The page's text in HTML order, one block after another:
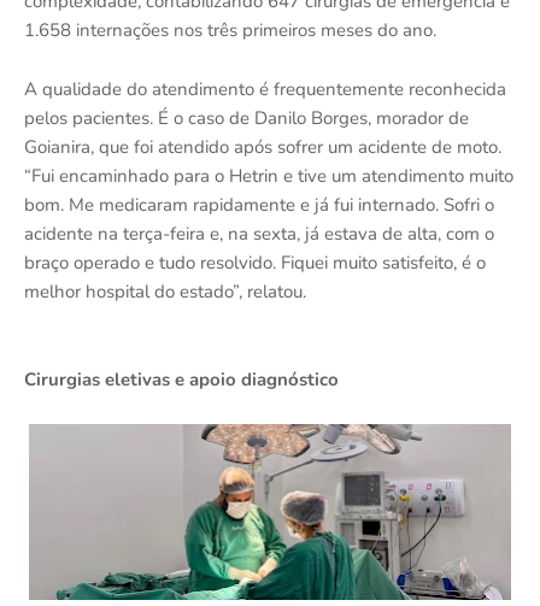
1.658 internações nos três primeiros meses do ano.
A qualidade do atendimento é frequentemente reconhecida
pelos pacientes. É o caso de Danilo Borges, morador de
Goianira, que foi atendido após sofrer um acidente de moto.
“Fui encaminhado para o Hetrin e tive um atendimento muito
bom. Me medicaram rapidamente e já fui internado. Sofri o
acidente na terça-feira e, na sexta, já estava de alta, com o
braço operado e tudo resolvido. Fiquei muito satisfeito, é o
melhor hospital do estado”, relatou.
Cirurgias eletivas e apoio diagnóstico